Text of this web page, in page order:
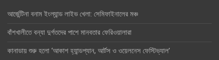
আর্জেন্টিনা বনাম ইংল্যান্ড লাইভ খেলা: সেমিফাইনালের মঞ্চ
বাঁশখালীতে বন্যা দুর্গতদের পাশে মানবতার ফেরিওয়ালারা
কানাডায় শুরু হলো ‘আকাশ হ্যান্ডপ্যান, আর্টস ও ওয়েলনেস ফেস্টিভ্যাল’